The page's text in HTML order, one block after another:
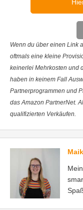
Wenn du über einen Link
oftmals eine kleine
keinerlei Mehrkosten und
haben in keinem Fall
Partnerprogrammen und
das Amazon PartnerNet.
qualifizierten Verkäufen.